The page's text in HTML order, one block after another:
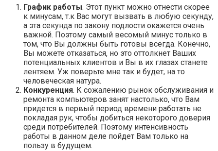
График работы. Этот пункт можно отнести скорее
к минусам, т.к Вас могут вызвать в любую секунду,
а эта секунда по закону подлости окажется очень
важной. Поэтому самый весомый минус только в
том, что Вы должны быть готовы всегда. Конечно,
Вы можете отказаться, но это оттолкнет Ваших
потенциальных клиентов и Вы в их глазах станете
лентяем. Уж поверьте мне так и будет, на то
человеческая натура.
Конкуренция. К сожалению рынок обслуживания и
ремонта компьютеров занят настолько, что Вам
придется в первый период времени работать не
покладая рук, чтобы добиться некоторого доверия
среди потребителей. Поэтому интенсивность
работы в данном деле пойдет Вам только на
пользу в будущем.